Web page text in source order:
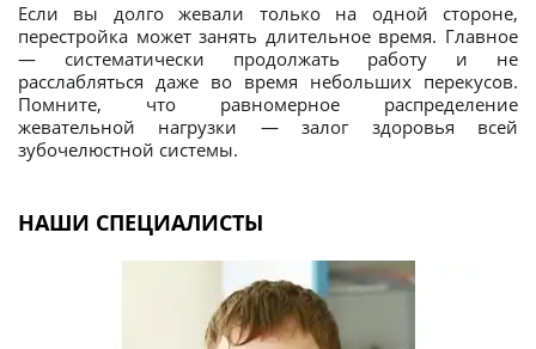
Если вы долго жевали только на одной стороне,
перестройка может занять длительное время. Главное
— систематически продолжать работу и не
расслабляться даже во время небольших перекусов.
Помните, что равномерное распределение
жевательной нагрузки — залог здоровья всей
зубочелюстной системы.
НАШИ СПЕЦИАЛИСТЫ